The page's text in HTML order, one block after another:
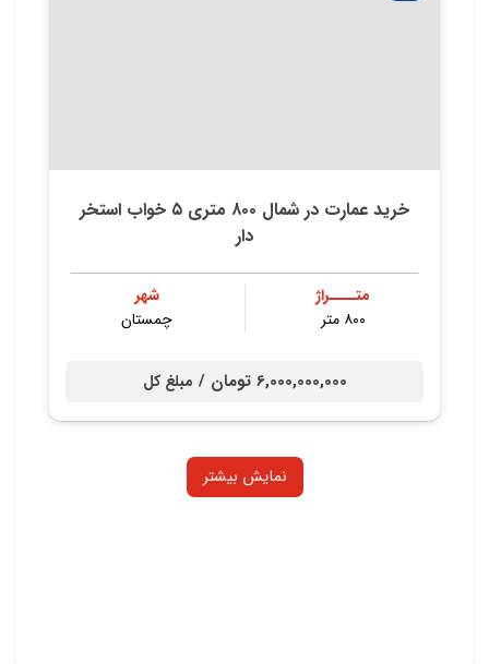
خرید عمارت در شمال ۸۰۰ متری ۵ خواب استخر
دار
متــــراژ
۸۰۰ متر
شهر
چمستان
6,000,000,000 تومان / مبلغ کل
نمایش بیشتر